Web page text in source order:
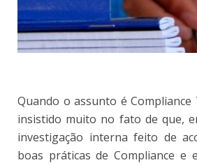
Quando o assunto é
insistido muito no fato de que,
investigação interna feito de
boas práticas de Compliance e